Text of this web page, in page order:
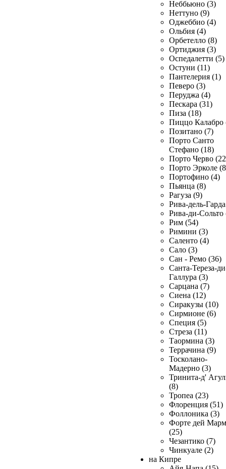
Неббьюно (3)
Неттуно (9)
Оджеббио (4)
Ольбия (4)
Орбетелло (8)
Ортиджия (3)
Оспедалетти (5)
Остуни (11)
Пантелерия (1)
Певеро (3)
Перуджа (4)
Пескара (31)
Пиза (18)
Пиццо Калабро
Позитано (7)
Порто Санто
Стефано (18)
Порто Черво
Порто Эрколе
Портофино (4)
Пьянца (8)
Рагуза (9)
Рива-дель-
Рива-ди-Сольто
Рим (54)
Римини (3)
Саленто (4)
Сало (3)
Сан - Ремо (36)
Санта-Тереза-
Галлура (3)
Сарцана (7)
Сиена (12)
Сиракузы (10)
Сирмионе (6)
Специя (5)
Стреза (11)
Таормина (3)
Террачина (9)
Тосколано-
Мадерно (3)
Тринита-д'
(8)
Тропеа (23)
Флоренция (51)
Фоллоника (3)
Форте дей
(25)
Чезантико (7)
Чинкуале (2)
на Кипре